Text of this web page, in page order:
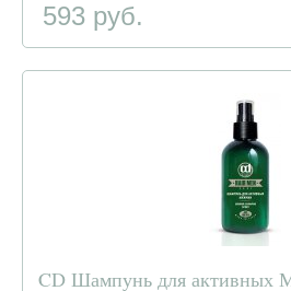
593 руб.
CD Шампунь для активных